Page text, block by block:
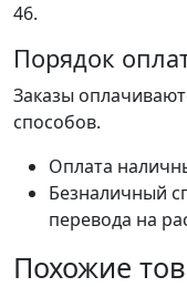
46.
Порядок
Заказы
способов.
Оплата
Безналичный
перевода на
Похожие